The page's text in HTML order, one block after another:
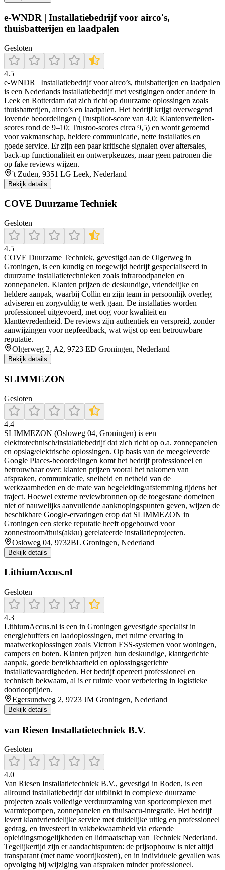
e-WNDR | Installatiebedrijf voor airco's,
thuisbatterijen en laadpalen
Gesloten
4.5
e‑WNDR | Installatiebedrijf voor airco’s, thuisbatterijen en laadpalen
is een Nederlands installatiebedrijf met vestigingen onder andere in
Leek en Rotterdam dat zich richt op duurzame oplossingen zoals
thuisbatterijen, airco’s en laadpalen. Het bedrijf krijgt overwegend
lovende beoordelingen (Trustpilot-score van 4,0; Klantenvertellen-
scores rond de 9–10; Trustoo-scores circa 9,5) en wordt geroemd
voor vakmanschap, heldere communicatie, nette installaties en
goede service. Er zijn een paar kritische signalen over aftersales,
back-up functionaliteit en ontwerpkeuzes, maar geen patronen die
op fake reviews wijzen.
't Zuden, 9351 LG Leek, Nederland
Bekijk details
COVE Duurzame Techniek
Gesloten
4.5
COVE Duurzame Techniek, gevestigd aan de Olgerweg in
Groningen, is een kundig en toegewijd bedrijf gespecialiseerd in
duurzame installatietechnieken zoals infraroodpanelen en
zonnepanelen. Klanten prijzen de deskundige, vriendelijke en
heldere aanpak, waarbij Collin en zijn team in persoonlijk overleg
adviseren en zorgvuldig te werk gaan. De installaties worden
professioneel uitgevoerd, met oog voor kwaliteit en
klanttevredenheid. De reviews zijn authentiek en verspreid, zonder
aanwijzingen voor nepfeedback, wat wijst op een betrouwbare
reputatie.
Olgerweg 2, A2, 9723 ED Groningen, Nederland
Bekijk details
SLIMMEZON
Gesloten
4.4
SLIMMEZON (Osloweg 04, Groningen) is een
elektrotechnisch/instalatiebedrijf dat zich richt op o.a. zonnepanelen
en opslag/elektrische oplossingen. Op basis van de meegeleverde
Google Places-beoordelingen komt het bedrijf professioneel en
betrouwbaar over: klanten prijzen vooral het nakomen van
afspraken, communicatie, snelheid en netheid van de
werkzaamheden en de mate van begeleiding/afstemming tijdens het
traject. Hoewel externe reviewbronnen op de toegestane domeinen
niet of nauwelijks aanvullende aanknopingspunten geven, wijzen de
beschikbare Google-ervaringen erop dat SLIMMEZON in
Groningen een sterke reputatie heeft opgebouwd voor
zonnestroom/thuis(akku) gerelateerde installatieprojecten.
Osloweg 04, 9732BL Groningen, Nederland
Bekijk details
LithiumAccus.nl
Gesloten
4.3
LithiumAccus.nl is een in Groningen gevestigde specialist in
energiebuffers en laadoplossingen, met ruime ervaring in
maatwerkoplossingen zoals Victron ESS-systemen voor woningen,
campers en boten. Klanten prijzen hun deskundige, klantgerichte
aanpak, goede bereikbaarheid en oplossingsgerichte
installatievaardigheden. Het bedrijf opereert professioneel en
technisch bekwaam, al is er ruimte voor verbetering in logistieke
doorlooptijden.
Egersundweg 2, 9723 JM Groningen, Nederland
Bekijk details
van Riesen Installatietechniek B.V.
Gesloten
4.0
Van Riesen Installatietechniek B.V., gevestigd in Roden, is een
allround installatiebedrijf dat uitblinkt in complexe duurzame
projecten zoals volledige verduurzaming van sportcomplexen met
warmtepompen, zonnepanelen en thuisaccu-integratie. Het bedrijf
levert klantvriendelijke service met duidelijke uitleg en professioneel
gedrag, en investeert in vakbekwaamheid via erkende
opleidingsmogelijkheden en lidmaatschap van Techniek Nederland.
Tegelijkertijd zijn er aandachtspunten: de prijsopbouw is niet altijd
transparant (met name voorrijkosten), en in individuele gevallen was
opvolging bij wijziging van afspraken minder professioneel.